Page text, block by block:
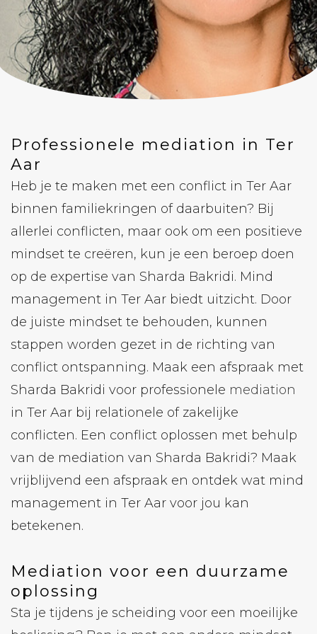
Professionele mediation in Ter
Aar
Heb je te maken met een conflict in Ter Aar
binnen familiekringen of daarbuiten? Bij
allerlei conflicten, maar ook om een ​​positieve
mindset te creëren, kun je een beroep doen
op de expertise van Sharda Bakridi. Mind
management in Ter Aar biedt uitzicht. Door
de juiste mindset te behouden, kunnen
stappen worden gezet in de richting van
conflict ontspanning. Maak een ​​afspraak met
Sharda Bakridi voor professionele mediation
in Ter Aar bij relationele of zakelijke
conflicten. Een conflict oplossen met behulp
van de mediation van Sharda Bakridi? Maak
vrijblijvend een afspraak en ontdek wat mind
management in Ter Aar voor jou kan
betekenen.
Mediation voor een duurzame
oplossing
Sta je tijdens je scheiding voor een moeilijke